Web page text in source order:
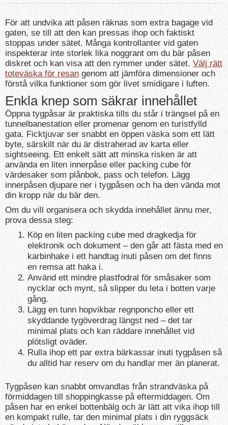
För att undvika att påsen räknas som extra bagage vid
gaten, se till att den kan pressas ihop och faktiskt
stoppas under sätet. Många kontrollanter vid gaten
inspekterar inte storlek lika noggrant om du bär påsen
diskret och kan visa att den rymmer under sätet. Välj rätt
toteväska för resan genom att jämföra dimensioner och
förstå vilka funktioner som gör livet smidigare i luften.
Enkla knep som säkrar innehållet
Öppna tygpåsar är praktiska tills du står i trängsel på en
tunnelbanestation eller promenar genom en turistfylld
gata. Ficktjuvar ser snabbt en öppen väska som ett lätt
byte, särskilt när du är distraherad av karta eller
sightseeing. Ett enkelt sätt att minska risken är att
använda en liten innerpåse eller packing cube för
värdesaker som plånbok, pass och telefon. Lägg
innerpåsen djupare ner i tygpåsen och ha den vända mot
din kropp när du bär den.
Om du vill organisera och skydda innehållet ännu mer,
prova dessa steg:
Köp en liten packing cube med dragkedja för
elektronik och dokument – den går att fästa med en
karbinhake i ett handtag inuti påsen om det finns
en remsa att haka i.
Använd ett mindre plastfodral för småsaker som
nycklar och mynt, så slipper du leta i botten varje
gång.
Lägg en tunn hopvikbar regnponcho eller ett
skyddande tygöverdrag längst ned – det tar
minimal plats och kan räddare innehållet vid
plötsligt oväder.
Rulla ihop ett par extra bärkassar inuti tygpåsen så
du alltid har reserv om du handlar mer än planerat.
Tygpåsen kan snabbt omvandlas från strandväska på
förmiddagen till shoppingkasse på eftermiddagen. Om
påsen har en enkel bottenbälg och är lätt att vika ihop till
en kompakt rulle, tar den minimal plats i din ryggsäck